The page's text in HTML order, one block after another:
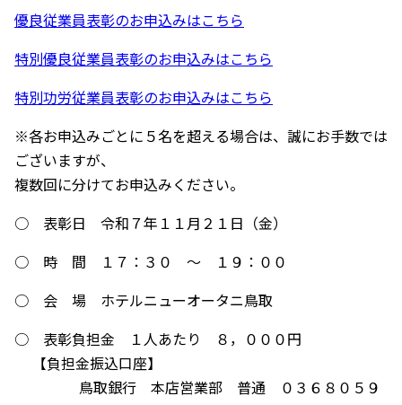
優良従業員表彰のお申込みはこちら
特別優良従業員表彰のお申込みはこちら
特別功労従業員表彰のお申込みはこちら
※各お申込みごとに５名を超える場合は、誠にお手数では
ございますが、
複数回に分けてお申込みください。
○ 表彰日 令和７年１１月２１日（金）
○ 時 間 １７：３０ ～ １９：００
○ 会 場 ホテルニューオータニ鳥取
○ 表彰負担金 １人あたり ８，０００円
【負担金振込口座】
鳥取銀行 本店営業部 普通
０３６８０５９